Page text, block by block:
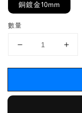
銅鍍金10mm
數量